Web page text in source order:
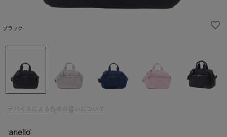
ブラック
デバイスによる色味の違いについて